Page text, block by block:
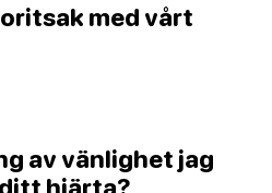
med vårt
av vänlighet jag
hjärta?